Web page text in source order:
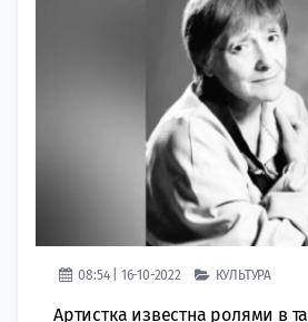
08:54 | 16-10-2022 КУЛЬТУРА
Артистка известна ролями в